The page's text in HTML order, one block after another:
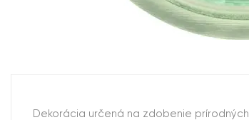
Dekorácia určená na zdobenie